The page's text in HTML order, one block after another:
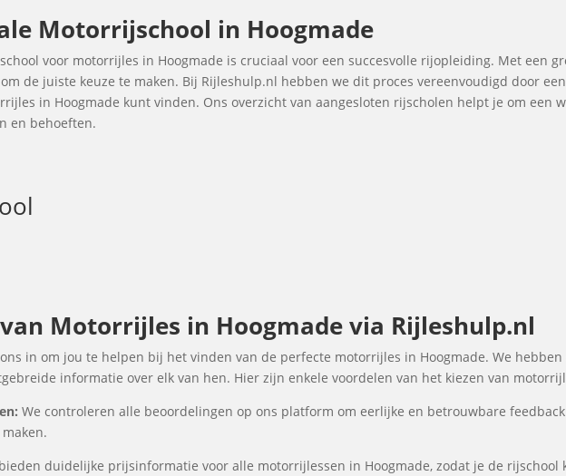
Motorrijschool in Hoogmade
voor motorrijles in Hoogmade is cruciaal voor een succesvolle rijopleiding. Met een
de juiste keuze te maken. Bij Rijleshulp.nl hebben we dit proces vereenvoudigd door
in Hoogmade kunt vinden. Ons overzicht van aangesloten rijscholen helpt je om een
en behoeften.
Motorrijles in Hoogmade via Rijleshulp.nl
in om jou te helpen bij het vinden van de perfecte motorrijles in Hoogmade. We
informatie over elk van hen. Hier zijn enkele voordelen van het kiezen van
We controleren alle beoordelingen op ons platform om eerlijke en betrouwbare
duidelijke prijsinformatie voor alle motorrijlessen in Hoogmade, zodat je de